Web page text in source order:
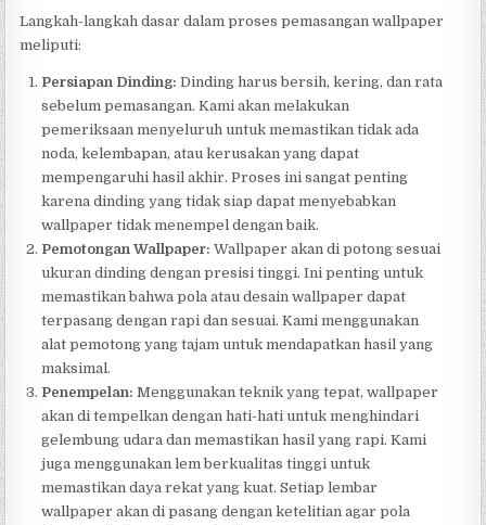
Langkah-langkah dasar dalam proses pemasangan wallpaper
meliputi:
Persiapan Dinding: Dinding harus bersih, kering, dan rata
sebelum pemasangan. Kami akan melakukan
pemeriksaan menyeluruh untuk memastikan tidak ada
noda, kelembapan, atau kerusakan yang dapat
mempengaruhi hasil akhir. Proses ini sangat penting
karena dinding yang tidak siap dapat menyebabkan
wallpaper tidak menempel dengan baik.
Pemotongan Wallpaper: Wallpaper akan di potong sesuai
ukuran dinding dengan presisi tinggi. Ini penting untuk
memastikan bahwa pola atau desain wallpaper dapat
terpasang dengan rapi dan sesuai. Kami menggunakan
alat pemotong yang tajam untuk mendapatkan hasil yang
maksimal.
Penempelan: Menggunakan teknik yang tepat, wallpaper
akan di tempelkan dengan hati-hati untuk menghindari
gelembung udara dan memastikan hasil yang rapi. Kami
juga menggunakan lem berkualitas tinggi untuk
memastikan daya rekat yang kuat. Setiap lembar
wallpaper akan di pasang dengan ketelitian agar pola